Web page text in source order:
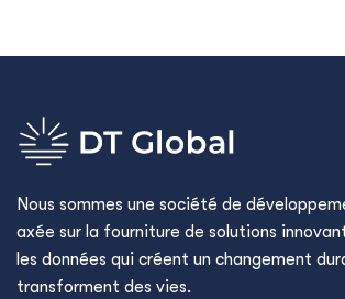
Nous sommes une société de
axée sur la fourniture de solutions
les données qui créent un changement
transforment des vies.